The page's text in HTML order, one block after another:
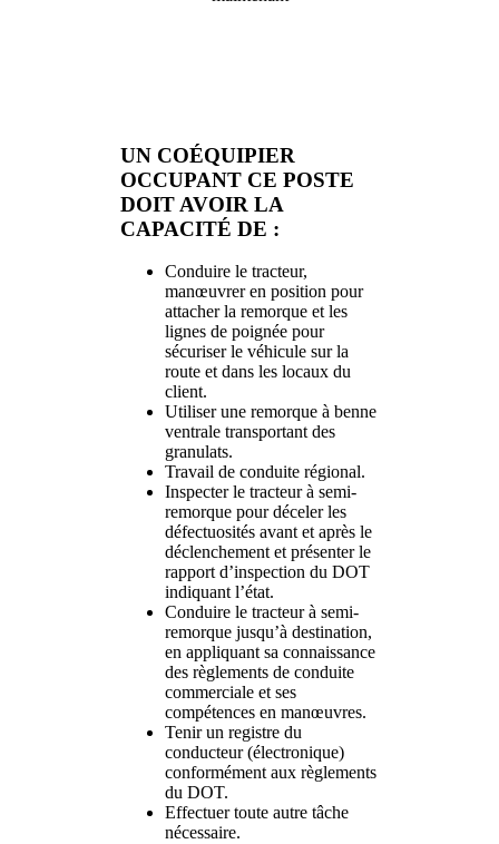
UN COÉQUIPIER
OCCUPANT CE POSTE
DOIT AVOIR LA
CAPACITÉ DE :
Conduire le tracteur,
manœuvrer en position pour
attacher la remorque et les
lignes de poignée pour
sécuriser le véhicule sur la
route et dans les locaux du
client.
Utiliser une remorque à benne
ventrale transportant des
granulats.
Travail de conduite régional.
Inspecter le tracteur à semi-
remorque pour déceler les
défectuosités avant et après le
déclenchement et présenter le
rapport d’inspection du DOT
indiquant l’état.
Conduire le tracteur à semi-
remorque jusqu’à destination,
en appliquant sa connaissance
des règlements de conduite
commerciale et ses
compétences en manœuvres.
Tenir un registre du
conducteur (électronique)
conformément aux règlements
du DOT.
Effectuer toute autre tâche
nécessaire.